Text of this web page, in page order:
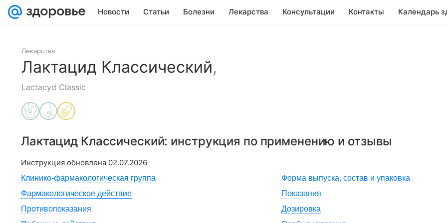
Новости Статьи Болезни Лекарства Консультации Контакты Календарь
Лекарства
Лактацид Классический,
Lactacyd Classic
Лактацид Классический: инструкция по применению и отзывы
Инструкция обновлена 02.07.2026
Клинико-фармакологическая группа
Форма выпуска, состав и упаковка
Фармакологическое действие
Показания
Противопоказания
Дозировка